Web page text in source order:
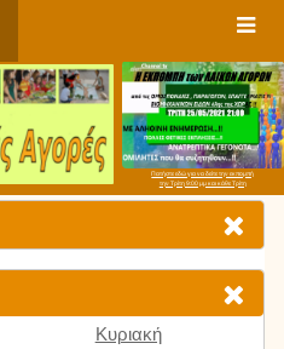
Πατήστε εδώ για να δείτε την εκπομπή
την Τρίτη 9:00 μμ και κάθε Τρίτη
Κυριακή